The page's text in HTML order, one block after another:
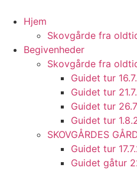
Hjem
Skovgårde fra
Begivenheder
Skovgårde fra
Guidet tur
Guidet tur
Guidet tur
Guidet tur
SKOVGÅRDES
Guidet tur
Guidet gåtur